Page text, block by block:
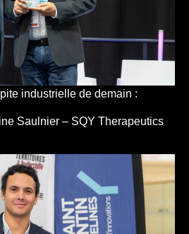
industrielle de demain :
Saulnier – SQY Therapeutics